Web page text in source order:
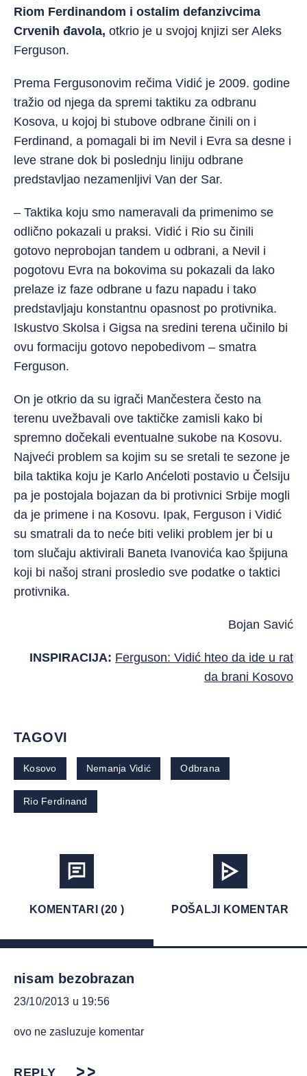
Riom Ferdinandom i ostalim defanzivcima
Crvenih đavola, otkrio je u svojoj knjizi ser Aleks
Ferguson.
Prema Fergusonovim rečima Vidić je 2009. godine
tražio od njega da spremi taktiku za odbranu
Kosova, u kojoj bi stubove odbrane činili on i
Ferdinand, a pomagali bi im Nevil i Evra sa desne i
leve strane dok bi poslednju liniju odbrane
predstavljao nezamenljivi Van der Sar.
– Taktika koju smo nameravali da primenimo se
odlično pokazali u praksi. Vidić i Rio su činili
gotovo neprobojan tandem u odbrani, a Nevil i
pogotovu Evra na bokovima su pokazali da lako
prelaze iz faze odbrane u fazu napadu i tako
predstavljaju konstantnu opasnost po protivnika.
Iskustvo Skolsa i Gigsa na sredini terena učinilo bi
ovu formaciju gotovo nepobedivom – smatra
Ferguson.
On je otkrio da su igrači Mančestera često na
terenu uvežbavali ove taktičke zamisli kako bi
spremno dočekali eventualne sukobe na Kosovu.
Najveći problem sa kojim su se sretali te sezone je
bila taktika koju je Karlo Anćeloti postavio u Čelsiju
pa je postojala bojazan da bi protivnici Srbije mogli
da je primene i na Kosovu. Ipak, Ferguson i Vidić
su smatrali da to neće biti veliki problem jer bi u
tom slučaju aktivirali Baneta Ivanovića kao špijuna
koji bi našoj strani prosledio sve podatke o taktici
protivnika.
Bojan Savić
INSPIRACIJA: Ferguson: Vidić hteo da ide u rat
da brani Kosovo
TAGOVI
Kosovo Nemanja Vidić Odbrana
Rio Ferdinand
KOMENTARI (20 ) POŠALJI KOMENTAR
nisam bezobrazan
23/10/2013 u 19:56
ovo ne zasluzuje komentar
REPLY